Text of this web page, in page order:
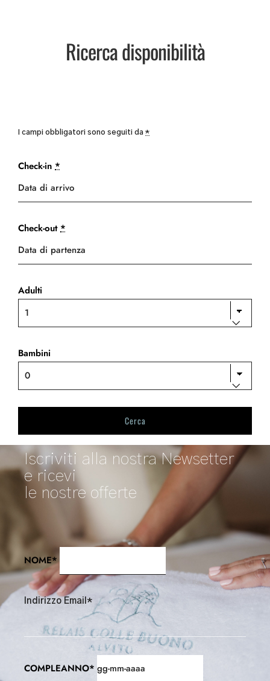
Ricerca disponibilità
I campi obbligatori sono seguiti da *
Check-in *
Check-out*
Adulti
Bambini
Iscriviti alla nostra Newsetter
e ricevi
le nostre offerte
NOME*
Indirizzo Email*
COMPLEANNO*